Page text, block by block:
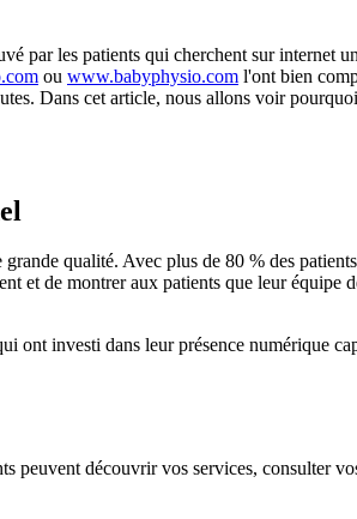
par les patients qui cherchent sur internet un
ou www.babyphysio.com l'ont bien
Dans cet article, nous allons voir
qualité. Avec plus de 80 % des
et de montrer aux patients que leur équipe
ont investi dans leur présence numérique
peuvent découvrir vos services, consulter